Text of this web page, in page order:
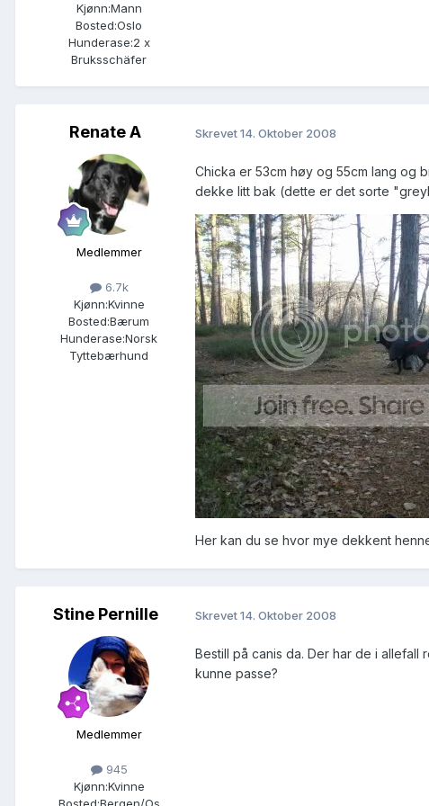
Kjønn:Mann
Bosted:Oslo
Hunderase:2 x
Bruksschäfer
Renate A
Medlemmer
6.7k
Kjønn:Kvinne
Bosted:Bærum
Hunderase:Norsk
Tyttebærhund
Skrevet14. Oktober 2008
Chicka er 53cm høy og 55cm lang og
dekke litt bak (dette er det sorte
Her kan du se hvor mye dekkent
Stine Pernille
Medlemmer
945
Kjønn:Kvinne
Skrevet14. Oktober 2008
Bestill på canis da. Der har de i
kunne passe?